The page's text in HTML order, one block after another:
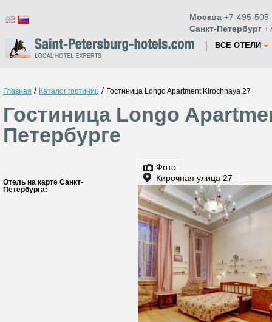
Москва +7-495-
Санкт-Петербург
ВСЕ ОТЕЛИ
Главная / Каталог гостиниц / Гостиница Longo Apartment Kirochnaya 27
Гостиница Longo
Петербурге
Отель на карте Санкт-
Петербурга:
Фото
Кирочная улица 27